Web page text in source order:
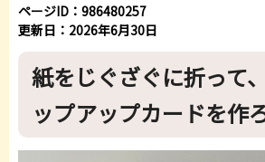
ページID：986480257
更新日：2026年6月30日
紙をじぐざぐに折って
ップアップカードを作